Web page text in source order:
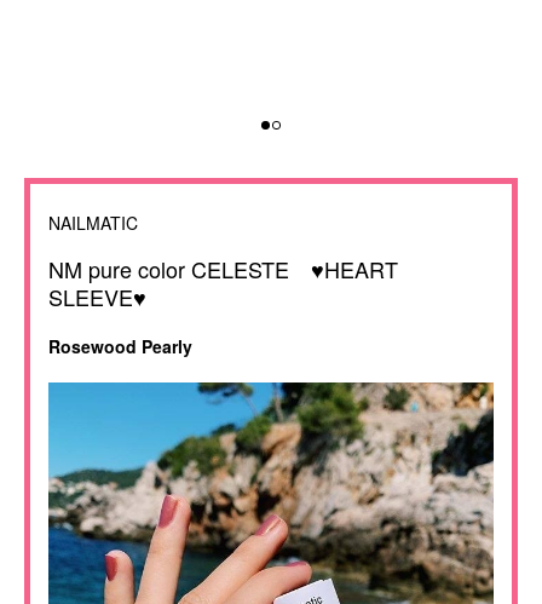
NAILMATIC
NM pure color CELESTE ♥HEART
SLEEVE♥
Rosewood Pearly